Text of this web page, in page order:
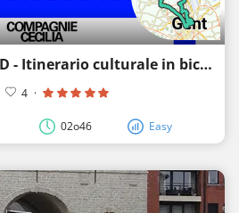
LA PASSIONE - NORD - Itinerario culturale in bicicletta Compagnia Cecilia Gent
4 ·
02o46 Easy